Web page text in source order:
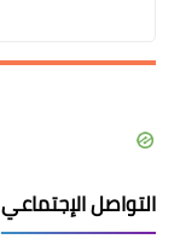
التواصل الإجتماعي